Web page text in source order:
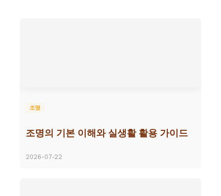
조명
조명의 기본 이해와 실생활 활용 가이드
2026-07-22